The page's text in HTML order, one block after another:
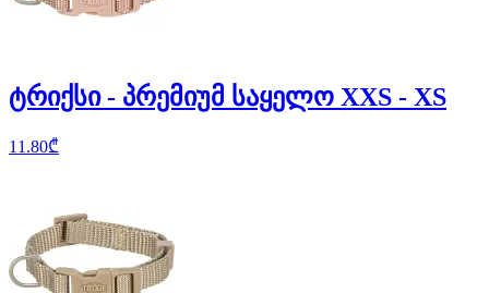
ტრიქსი - პრემიუმ საყელო XXS - XS
11.80₾